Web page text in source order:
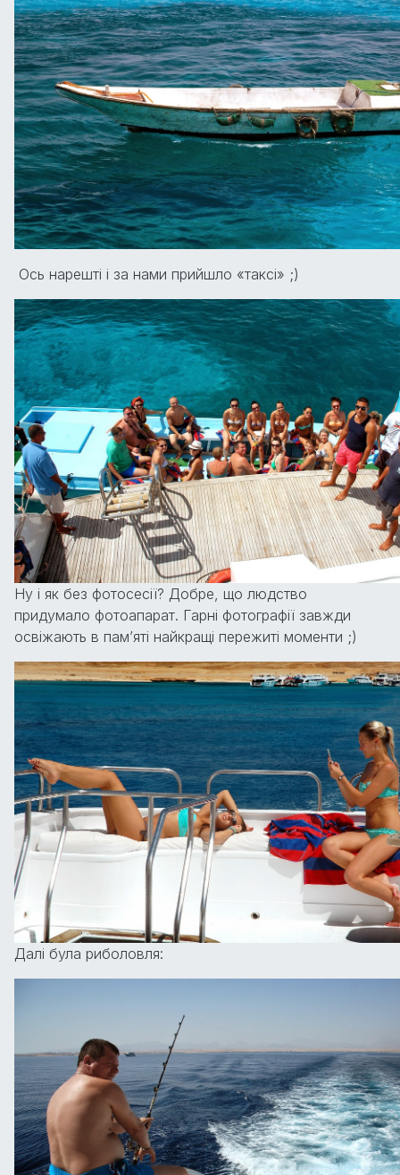
Ось нарешті і за нами прийшло «таксі» ;)
Ну і як без фотосесії? Добре, що людство
придумало фотоапарат. Гарні фотографії завжди
освіжають в пам’яті найкращі пережиті моменти ;)
Далі була риболовля: